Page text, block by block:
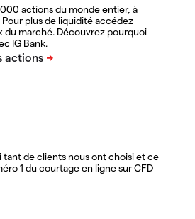
actions du monde entier, à
plus de liquidité accédez
du marché. Découvrez pourquoi
IG Bank.
de clients nous ont choisi et ce
1 du courtage en ligne sur CFD